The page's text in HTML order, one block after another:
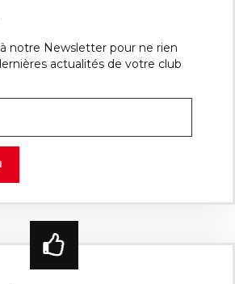
notre Newsletter pour ne rien
actualités de votre club